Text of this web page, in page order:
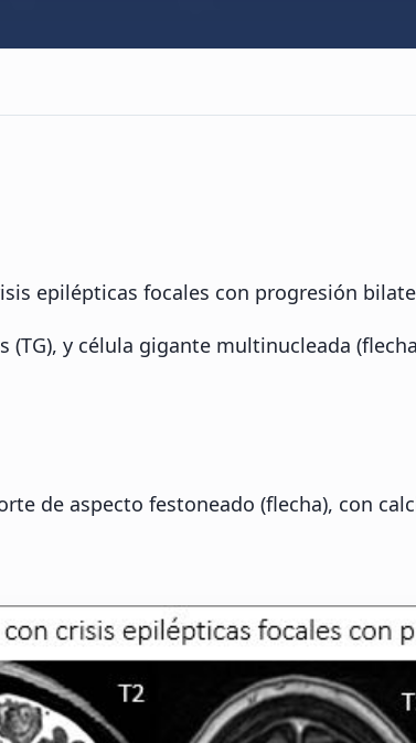
epilépticas focales con progresión
y célula gigante multinucleada
de aspecto festoneado (flecha), con